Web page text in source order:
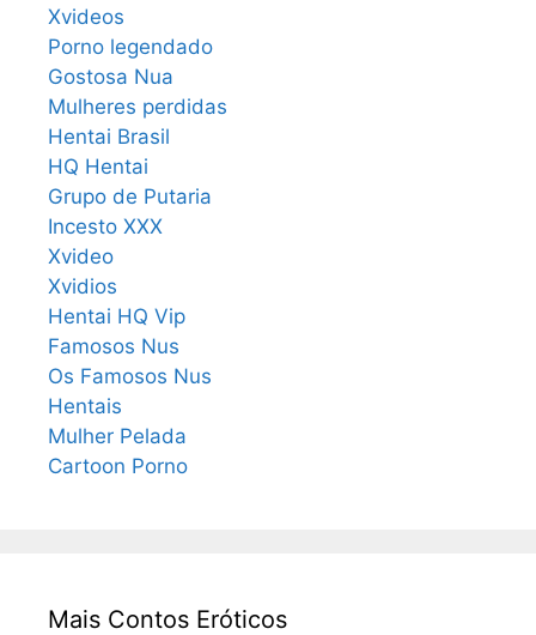
Xvideos
Porno legendado
Gostosa Nua
Mulheres perdidas
Hentai Brasil
HQ Hentai
Grupo de Putaria
Incesto XXX
Xvideo
Xvidios
Hentai HQ Vip
Famosos Nus
Os Famosos Nus
Hentais
Mulher Pelada
Cartoon Porno
Mais Contos Eróticos